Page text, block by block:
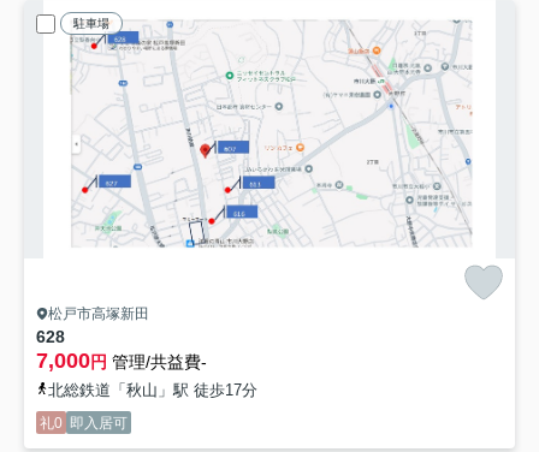
駐車場
松戸市高塚新田
628
7,000円 管理/共益費-
北総鉄道「秋山」駅 徒歩17分
礼0 即入居可